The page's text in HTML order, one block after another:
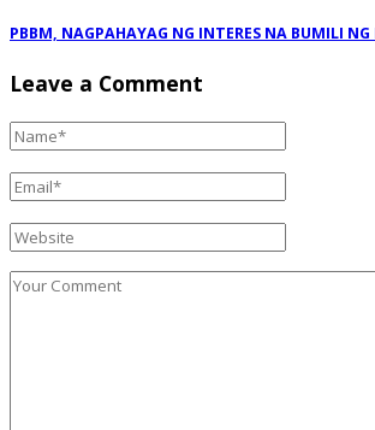
PBBM, NAGPAHAYAG NG INTERES NA BUMILI
Leave a Comment